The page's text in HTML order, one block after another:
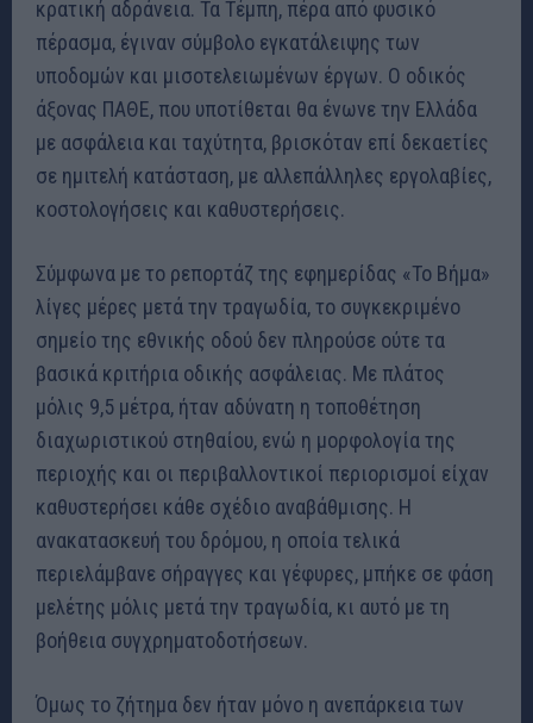
κρατική αδράνεια. Τα Τέμπη, πέρα από φυσικό
πέρασμα, έγιναν σύμβολο εγκατάλειψης των
υποδομών και μισοτελειωμένων έργων. Ο οδικός
άξονας ΠΑΘΕ, που υποτίθεται θα ένωνε την Ελλάδα
με ασφάλεια και ταχύτητα, βρισκόταν επί δεκαετίες
σε ημιτελή κατάσταση, με αλλεπάλληλες εργολαβίες,
κοστολογήσεις και καθυστερήσεις.
Σύμφωνα με το ρεπορτάζ της εφημερίδας «Το Βήμα»
λίγες μέρες μετά την τραγωδία, το συγκεκριμένο
σημείο της εθνικής οδού δεν πληρούσε ούτε τα
βασικά κριτήρια οδικής ασφάλειας. Με πλάτος
μόλις 9,5 μέτρα, ήταν αδύνατη η τοποθέτηση
διαχωριστικού στηθαίου, ενώ η μορφολογία της
περιοχής και οι περιβαλλοντικοί περιορισμοί είχαν
καθυστερήσει κάθε σχέδιο αναβάθμισης. Η
ανακατασκευή του δρόμου, η οποία τελικά
περιελάμβανε σήραγγες και γέφυρες, μπήκε σε φάση
μελέτης μόλις μετά την τραγωδία, κι αυτό με τη
βοήθεια συγχρηματοδοτήσεων.
Όμως το ζήτημα δεν ήταν μόνο η ανεπάρκεια των